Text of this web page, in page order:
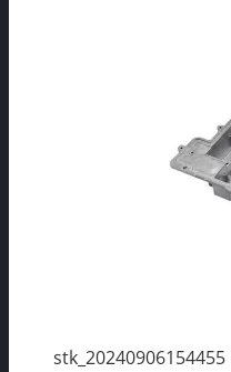
stk_20240906154455